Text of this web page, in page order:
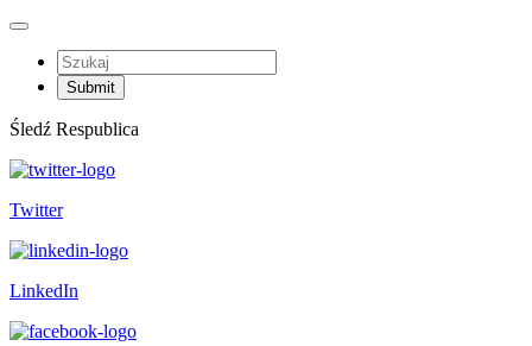
Śledź Respublica
Twitter
LinkedIn